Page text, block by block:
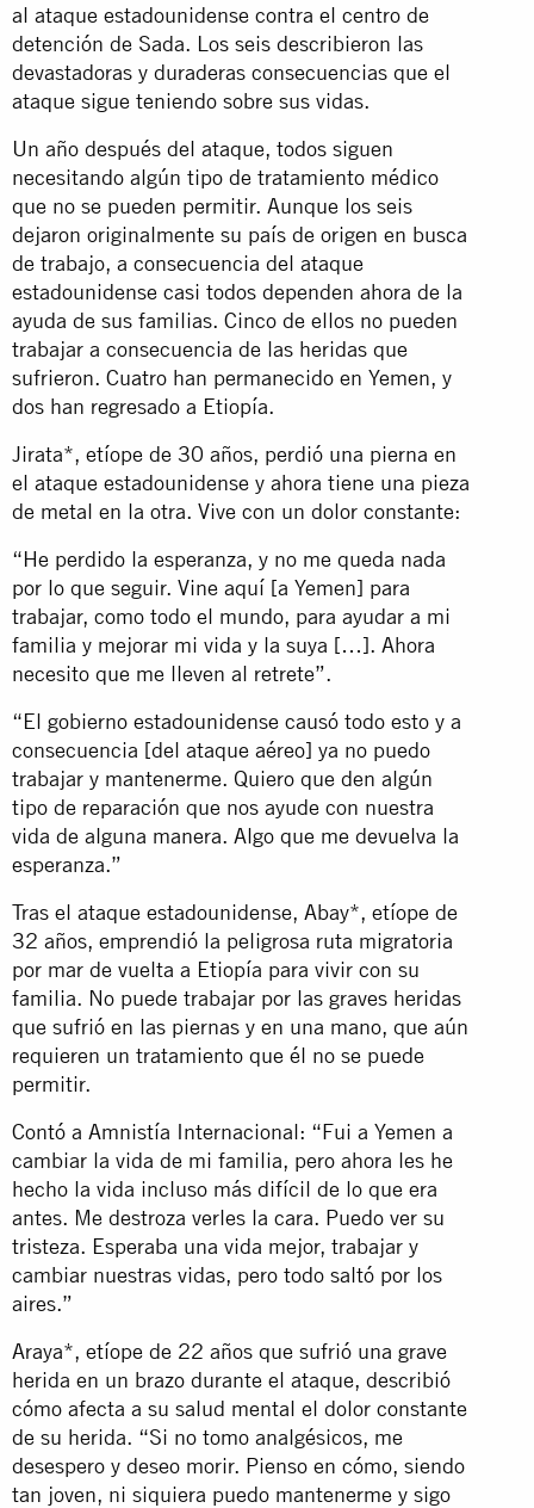
al ataque estadounidense contra el centro de
detención de Sada. Los seis describieron las
devastadoras y duraderas consecuencias que el
ataque sigue teniendo sobre sus vidas.
Un año después del ataque, todos siguen
necesitando algún tipo de tratamiento médico
que no se pueden permitir. Aunque los seis
dejaron originalmente su país de origen en busca
de trabajo, a consecuencia del ataque
estadounidense casi todos dependen ahora de la
ayuda de sus familias. Cinco de ellos no pueden
trabajar a consecuencia de las heridas que
sufrieron. Cuatro han permanecido en Yemen, y
dos han regresado a Etiopía.
Jirata*, etíope de 30 años, perdió una pierna en
el ataque estadounidense y ahora tiene una pieza
de metal en la otra. Vive con un dolor constante:
“He perdido la esperanza, y no me queda nada
por lo que seguir. Vine aquí [a Yemen] para
trabajar, como todo el mundo, para ayudar a mi
familia y mejorar mi vida y la suya […]. Ahora
necesito que me lleven al retrete”.
“El gobierno estadounidense causó todo esto y a
consecuencia [del ataque aéreo] ya no puedo
trabajar y mantenerme. Quiero que den algún
tipo de reparación que nos ayude con nuestra
vida de alguna manera. Algo que me devuelva la
esperanza.”
Tras el ataque estadounidense, Abay*, etíope de
32 años, emprendió la peligrosa ruta migratoria
por mar de vuelta a Etiopía para vivir con su
familia. No puede trabajar por las graves heridas
que sufrió en las piernas y en una mano, que aún
requieren un tratamiento que él no se puede
permitir.
Contó a Amnistía Internacional: “Fui a Yemen a
cambiar la vida de mi familia, pero ahora les he
hecho la vida incluso más difícil de lo que era
antes. Me destroza verles la cara. Puedo ver su
tristeza. Esperaba una vida mejor, trabajar y
cambiar nuestras vidas, pero todo saltó por los
aires.”
Araya*, etíope de 22 años que sufrió una grave
herida en un brazo durante el ataque, describió
cómo afecta a su salud mental el dolor constante
de su herida. “Si no tomo analgésicos, me
desespero y deseo morir. Pienso en cómo, siendo
tan joven, ni siquiera puedo mantenerme y sigo